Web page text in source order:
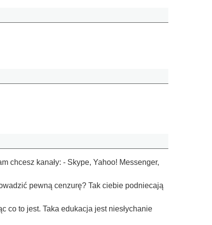
chcesz kanały: - Skype, Yahoo! Messenger,
pewną cenzurę? Tak ciebie podniecają
co to jest. Taka edukacja jest niesłychanie